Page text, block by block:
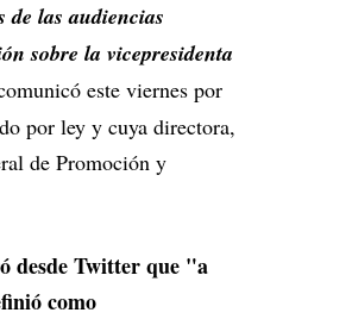
de las audiencias
sobre la vicepresidenta
este viernes por
por ley y cuya directora,
de Promoción y
desde Twitter que "a
como